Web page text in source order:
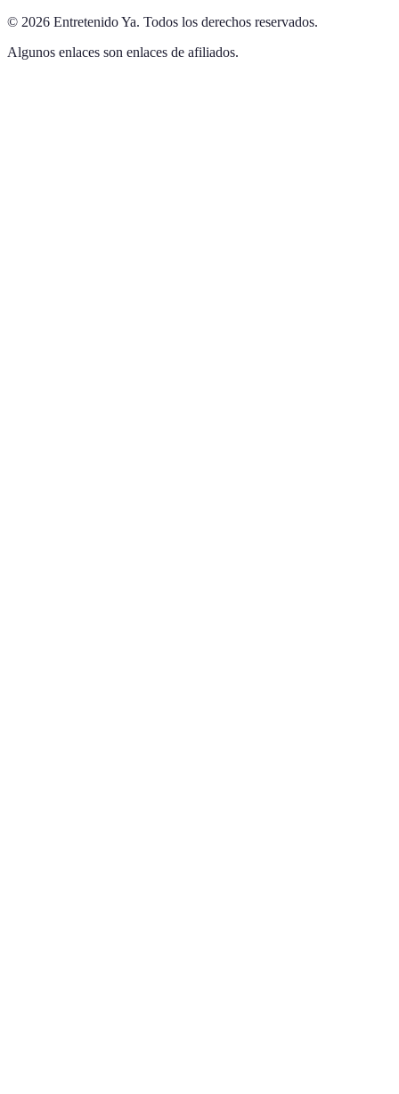
© 2026 Entretenido Ya. Todos los derechos reservados.
Algunos enlaces son enlaces de afiliados.